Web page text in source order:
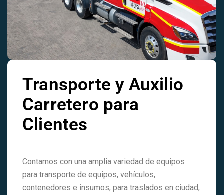
Transporte y Auxilio
Carretero para
Clientes
Contamos con una amplia variedad de equipos
para transporte de equipos, vehículos,
contenedores e insumos, para traslados en ciudad,